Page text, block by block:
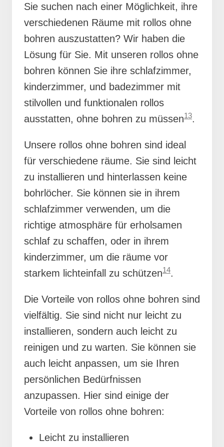
Sie suchen nach einer Möglichkeit, ihre
verschiedenen Räume mit rollos ohne
bohren auszustatten? Wir haben die
Lösung für Sie. Mit unseren rollos ohne
bohren können Sie ihre schlafzimmer,
kinderzimmer, und badezimmer mit
stilvollen und funktionalen rollos
ausstatten, ohne bohren zu müssen13.
Unsere rollos ohne bohren sind ideal
für verschiedene räume. Sie sind leicht
zu installieren und hinterlassen keine
bohrlöcher. Sie können sie in ihrem
schlafzimmer verwenden, um die
richtige atmosphäre für erholsamen
schlaf zu schaffen, oder in ihrem
kinderzimmer, um die räume vor
starkem lichteinfall zu schützen14.
Die Vorteile von rollos ohne bohren sind
vielfältig. Sie sind nicht nur leicht zu
installieren, sondern auch leicht zu
reinigen und zu warten. Sie können sie
auch leicht anpassen, um sie Ihren
persönlichen Bedürfnissen
anzupassen. Hier sind einige der
Vorteile von rollos ohne bohren:
Leicht zu installieren